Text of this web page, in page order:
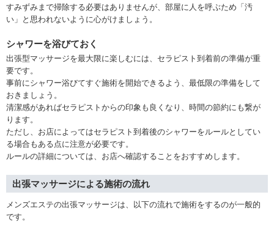
すみずみまで掃除する必要はありませんが、部屋に人を呼ぶため「汚
い」と思われないように心がけましょう。
シャワーを浴びておく
出張型マッサージを最大限に楽しむには、セラピスト到着前の準備が重
要です。
事前にシャワー浴びてすぐ施術を開始できるよう、最低限の準備をして
おきましょう。
清潔感があればセラピストからの印象も良くなり、時間の節約にも繋が
ります。
ただし、お店によってはセラピスト到着後のシャワーをルールとしてい
る場合もある点に注意が必要です。
ルールの詳細については、お店へ確認することをおすすめします。
出張マッサージによる施術の流れ
メンズエステの出張マッサージは、以下の流れで施術をするのが一般的
です。